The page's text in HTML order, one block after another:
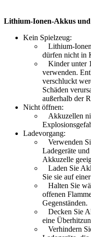
Lithium-Ionen-Akkus
Kein Spielzeug:
Lithium-
dürfen nicht in
Kinder unter
verwenden.
verschluckt
Schäden
außerhalb der
Nicht öffnen:
Akkuzellen
Ladevorgang:
Verwenden
Ladegeräte
Akkuzelle
Laden Sie
Sie sie auf
Halten Sie
offenen
Gegenständen.
Decken Sie
eine
Verhindern